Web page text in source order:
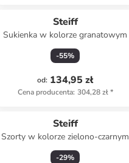
Steiff
Sukienka w kolorze granatowym
-55%
od: 134,95 zł
Cena producenta: 304,28 zł*
Steiff
Szorty w kolorze zielono-czarnym
-29%